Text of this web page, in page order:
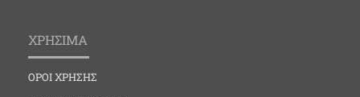
ΧΡΗΣΙΜΑ
ΟΡΟΙ ΧΡΗΣΗΣ